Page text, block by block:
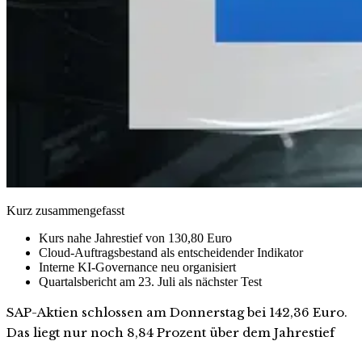
Kurz zusammengefasst
Kurs nahe Jahrestief von 130,80 Euro
Cloud-Auftragsbestand als entscheidender Indikator
Interne KI-Governance neu organisiert
Quartalsbericht am 23. Juli als nächster Test
SAP-Aktien schlossen am Donnerstag bei 142,36 Euro.
Das liegt nur noch 8,84 Prozent über dem Jahrestief